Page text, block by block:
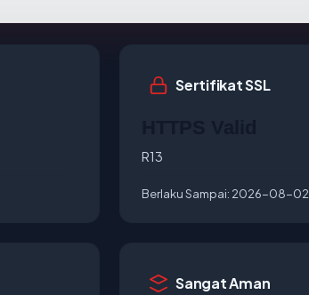
Sertifikat SSL
R13
Berlaku Sampai: 2026-08-02
Sangat Aman